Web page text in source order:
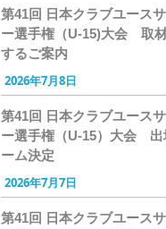
第41回 日本クラブユース
ー選手権（U-15)大会 取
するご案内
2026年7月8日
第41回 日本クラブユース
ー選手権（U-15）大会 出
ーム決定
2026年7月7日
第41回 日本クラブユース